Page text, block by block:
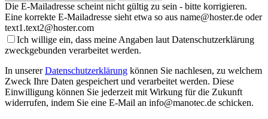
Die E-Mailadresse scheint nicht gültig zu sein - bitte korrigieren.
Eine korrekte E-Mailadresse sieht etwa so aus name@hoster.de oder
text1.text2@hoster.com
Ich willige ein, dass meine Angaben laut Datenschutzerklärung
zweckgebunden verarbeitet werden.
In unsererDatenschutzerklärung können Sie nachlesen, zu welchem
Zweck Ihre Daten gespeichert und verarbeitet werden. Diese
Einwilligung können Sie jederzeit mit Wirkung für die Zukunft
widerrufen, indem Sie eine E-Mail an info@manotec.de schicken.